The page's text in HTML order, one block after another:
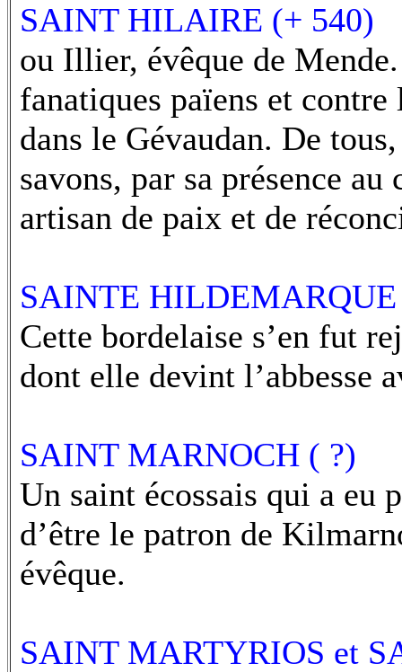
SAINT HILAIRE (+ 540)
ou Illier, évêque de
fanatiques païens et
dans le Gévaudan. De
savons, par sa présence
artisan de paix et de
SAINTE
Cette bordelaise s’en fut
dont elle devint l’abbesse
SAINT MARNOCH ( ?)
Un saint écossais qui a eu
d’être le patron de
évêque.
SAINT MARTYRIOS et